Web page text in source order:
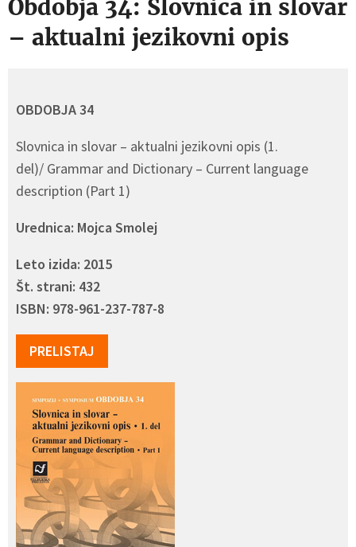
Obdobja 34: Slovnica in slovar
– aktualni jezikovni opis
OBDOBJA 34
Slovnica in slovar – aktualni jezikovni opis (1.
del)/ Grammar and Dictionary – Current language
description (Part 1)
Urednica: Mojca Smolej
Leto izida: 2015
Št. strani: 432
ISBN: 978-961-237-787-8
PRELISTAJ